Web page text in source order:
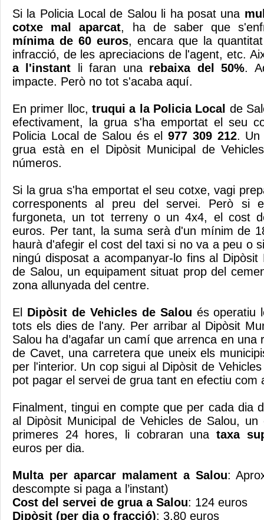
Si la Policia Local de Salou li ha posat una
cotxe mal aparcat, ha de saber que
mínima de 60 euros, encara que la
infracció, de les apreciacions de l'agent, etc.
a l'instant li faran una rebaixa del 50%.
impacte. Però no tot s'acaba aquí.
En primer lloc, truqui a la Policia Local de
efectivament, la grua s'ha emportat el seu
Policia Local de Salou és el977 309 212. Un
grua està en el Dipòsit Municipal de
números.
Si la grua s'ha emportat el seu cotxe, vagi
corresponents al preu del servei. Però si
furgoneta, un tot terreny o un 4x4, el cost
euros. Per tant, la suma serà d'un mínim de
haurà d'afegir el cost del taxi si no va a peu o
ningú disposat a acompanyar-lo fins al Dipòsit
de Salou, un equipament situat prop del
zona allunyada del centre.
El Dipòsit de Vehicles de Salou és operatiu
tots els dies de l'any. Per arribar al Dipòsit
Salou ha d’agafar un camí que arrenca en una
de Cavet, una carretera que uneix els
per l'interior. Un cop sigui al Dipòsit de
pot pagar el servei de grua tant en efectiu com
Finalment, tingui en compte que per cada dia
al Dipòsit Municipal de Vehicles de Salou,
primeres 24 hores, li cobraran una taxa
euros per dia.
Multa per aparcar malament a Salou:
descompte si paga a l’instant)
Cost del servei de grua a Salou: 124 euros
Dipòsit (per dia o fracció): 3,80 euros